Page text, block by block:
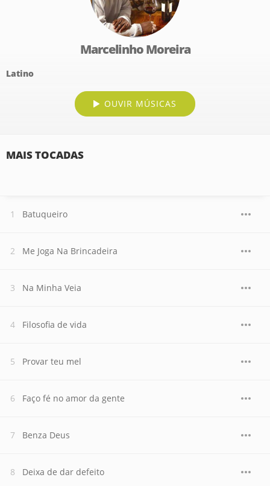
Marcelinho Moreira
Latino
OUVIR MÚSICAS
MAIS TOCADAS
Batuqueiro
Me Joga Na Brincadeira
Na Minha Veia
Filosofia de vida
Provar teu mel
Faço fé no amor da gente
Benza Deus
Deixa de dar defeito